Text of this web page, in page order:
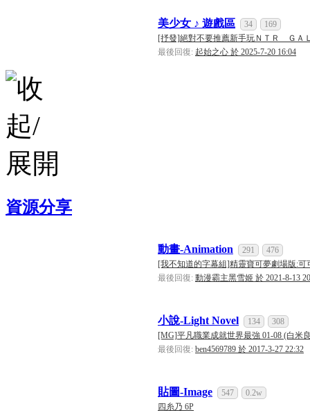
美少女 ♪ 遊戲區 34
169
[抒發]絕對不要推薦新手玩ＮＴＲ ＧＡ
最後回復: 起始之心 於 2025-7-20 16:04
資源分享
動畫-Animation 291
476
[我不知道的字幕組]精靈寶可夢劇場版:可
最後回復: 動漫霸主黑雪姬 於 2021-8-13
小說-Light Novel 134
308
[MG]平凡職業成就世界最強 01-08 (白米
最後回復: ben4569789 於 2017-3-27 22:32
貼圖-Image 547
0.2w
四糸乃 6P